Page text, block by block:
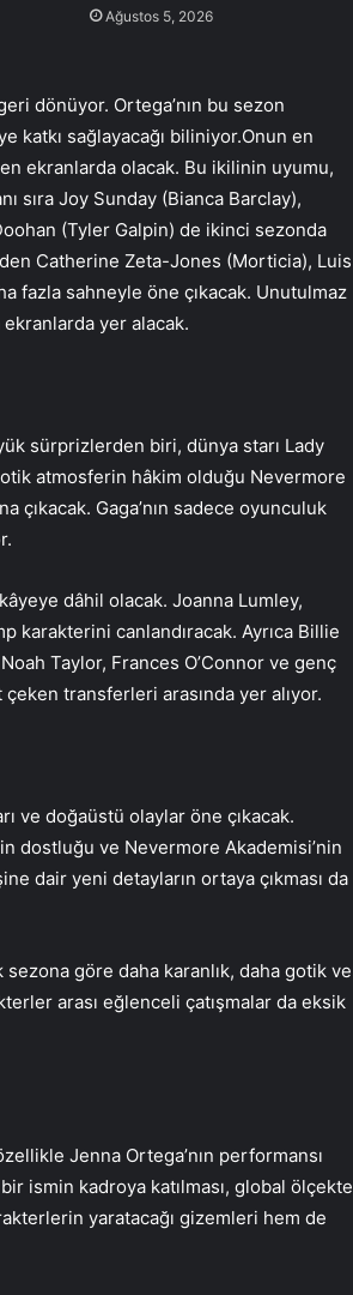
Ağustos 5, 2026
dönüyor. Ortega’nın bu sezon
katkı sağlayacağı biliniyor.Onun en
ekranlarda olacak. Bu ikilinin uyumu,
sıra Joy Sunday (Bianca Barclay),
(Tyler Galpin) de ikinci sezonda
Catherine Zeta-Jones (Morticia), Luis
fazla sahneyle öne çıkacak. Unutulmaz
yer alacak.
sürprizlerden biri, dünya starı Lady
atmosferin hâkim olduğu Nevermore
çıkacak. Gaga’nın sadece oyunculuk
dâhil olacak. Joanna Lumley,
karakterini canlandıracak. Ayrıca Billie
Taylor, Frances O’Connor ve genç
transferleri arasında yer alıyor.
ve doğaüstü olaylar öne çıkacak.
dostluğu ve Nevermore Akademisi’nin
dair yeni detayların ortaya çıkması da
sezona göre daha karanlık, daha gotik ve
arası eğlenceli çatışmalar da eksik
Jenna Ortega’nın performansı
ismin kadroya katılması, global ölçekte
yaratacağı gizemleri hem de